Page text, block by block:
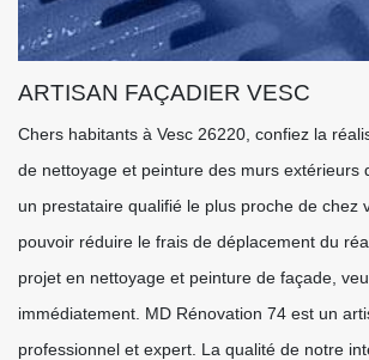
ARTISAN FAÇADIER VESC
Chers habitants à Vesc 26220, confiez la
de nettoyage et peinture des murs extérieurs
un prestataire qualifié le plus proche de chez
pouvoir réduire le frais de déplacement du
projet en nettoyage et peinture de façade,
immédiatement. MD Rénovation 74 est un
professionnel et expert. La qualité de notre